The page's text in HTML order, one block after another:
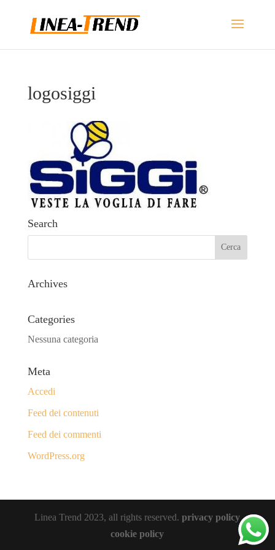
logosiggi
Search
Archives
Categories
Nessuna categoria
Meta
Accedi
Feed dei contenuti
Feed dei commenti
WordPress.org
Linea Trend 2023, all rights reserved.privacy policy
cookie policy